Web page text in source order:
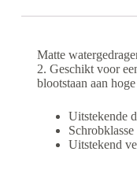
Matte
2. Geschikt voor
blootstaan aan
Uitstekende
Schrobklasse
Uitstekend